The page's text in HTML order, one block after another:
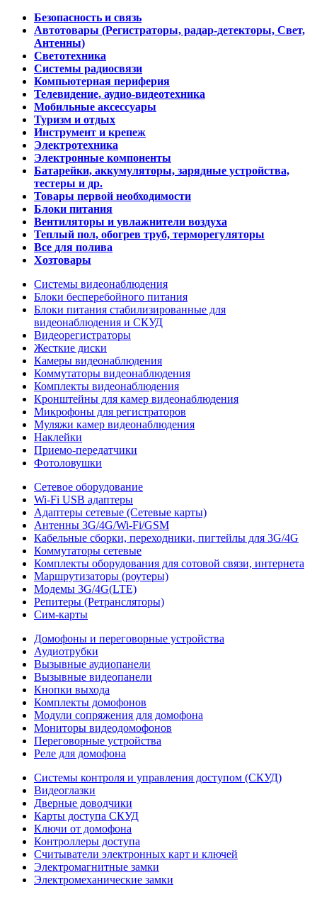
Безопасность и связь
Автотовары (Регистраторы, радар-детекторы, Свет,
Антенны)
Светотехника
Системы радиосвязи
Компьютерная периферия
Телевидение, аудио-видеотехника
Мобильные аксессуары
Туризм и отдых
Инструмент и крепеж
Электротехника
Электронные компоненты
Батарейки, аккумуляторы, зарядные устройства,
тестеры и др.
Товары первой необходимости
Блоки питания
Вентиляторы и увлажнители воздуха
Теплый пол, обогрев труб, терморегуляторы
Все для полива
Хозтовары
Системы видеонаблюдения
Блоки бесперебойного питания
Блоки питания стабилизированные для
видеонаблюдения и СКУД
Видеорегистраторы
Жесткие диски
Камеры видеонаблюдения
Коммутаторы видеонаблюдения
Комплекты видеонаблюдения
Кронштейны для камер видеонаблюдения
Микрофоны для регистраторов
Муляжи камер видеонаблюдения
Наклейки
Приемо-передатчики
Фотоловушки
Сетевое оборудование
Wi-Fi USB адаптеры
Адаптеры сетевые (Сетевые карты)
Антенны 3G/4G/Wi-Fi/GSM
Кабельные сборки, переходники, пигтейлы для 3G/4G
Коммутаторы сетевые
Комплекты оборудования для сотовой связи, интернета
Маршрутизаторы (роутеры)
Модемы 3G/4G(LTE)
Репитеры (Ретрансляторы)
Сим-карты
Домофоны и переговорные устройства
Аудиотрубки
Вызывные аудиопанели
Вызывные видеопанели
Кнопки выхода
Комплекты домофонов
Модули сопряжения для домофона
Мониторы видеодомофонов
Переговорные устройства
Реле для домофона
Системы контроля и управления доступом (СКУД)
Видеоглазки
Дверные доводчики
Карты доступа СКУД
Ключи от домофона
Контроллеры доступа
Считыватели электронных карт и ключей
Электромагнитные замки
Электромеханические замки